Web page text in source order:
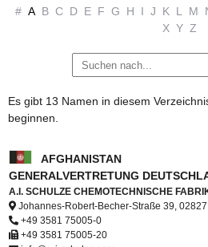
# A B C D E F G H I J K L M
X Y Z
Es gibt 13 Namen in diesem
beginnen.
AFGHANISTAN
GENERALVERTRETUNG
A.I. SCHULZE CHEMOTECHNISCHE
Johannes-Robert-Becher-Straße 39,
+49 3581 75005-0
+49 3581 75005-20